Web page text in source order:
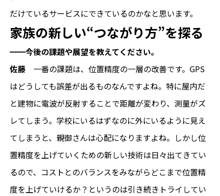
だけているサービスにできているのかなと思います。
家族の新しい“つながり方”を探る
━━今後の課題や展望を教えてください。
佐藤 一番の課題は、位置精度の一層の改善です。GPS
はどうしても誤差が出るものなんですよね。特に屋内だ
と建物に電波が反射することで距離が変わり、測量がズ
レてしまう。学校にいるはずなのに外にいるように見え
てしまうと、親御さんは心配になりますよね。しかし位
置精度を上げていくための新しい技術は日々出てきてい
るので、コストとのバランスをみながらどこまで位置精
度を上げていけるか？というのは引き続きトライしてい